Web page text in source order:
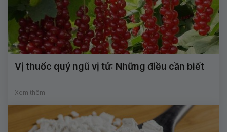
Vị thuốc quý ngũ vị tử: Những điều cần biết
Xem thêm